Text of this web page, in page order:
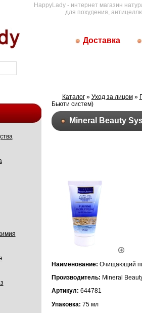
HappyLady - интернет магазин
для похудения,
Доставка
Каталог» Уход за лицом»
Бьюти систем)
Mineral Beauty
Наименование: Очищающий
Производитель: Mineral
Артикул: 644781
Упаковка: 75 мл